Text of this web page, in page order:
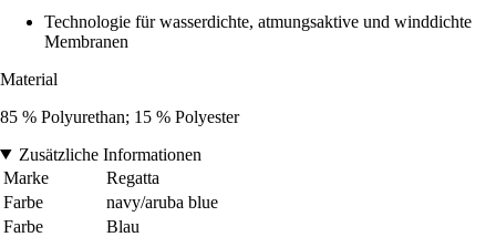
Technologie für wasserdichte, atmungsaktive und winddichte
Membranen
Material
85 % Polyurethan; 15 % Polyester
Zusätzliche Informationen
Marke
Regatta
Farbe
navy/aruba blue
Farbe
Blau